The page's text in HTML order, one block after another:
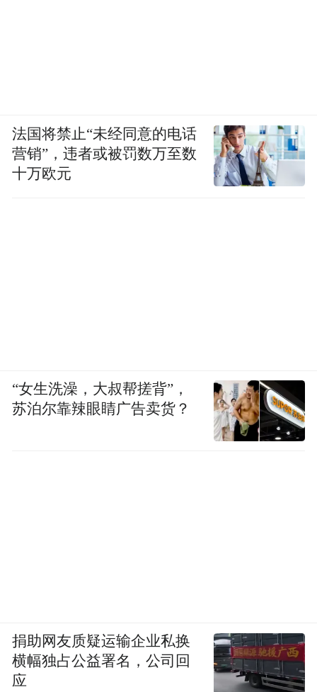
法国将禁止“未经同意的电话
营销”，违者或被罚数万至数
十万欧元
“女生洗澡，大叔帮搓背”，
苏泊尔靠辣眼睛广告卖货？
捐助网友质疑运输企业私换
横幅独占公益署名，公司回
应